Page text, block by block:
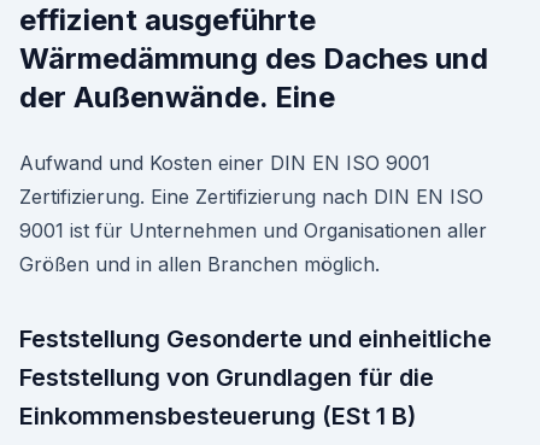
effizient ausgeführte
Wärmedämmung des Daches und
der Außenwände. Eine
Aufwand und Kosten einer DIN EN ISO 9001
Zertifizierung. Eine Zertifizierung nach DIN EN ISO
9001 ist für Unternehmen und Organisationen aller
Größen und in allen Branchen möglich.
Feststellung Gesonderte und einheitliche
Feststellung von Grundlagen für die
Einkommensbesteuerung (ESt 1 B)